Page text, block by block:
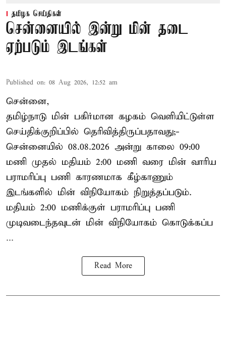
தமிழக செய்திகள்
சென்னையில் இன்று மின் தடை
ஏற்படும் இடங்கள்
Published on: 08 Aug 2026, 12:52 am
சென்னை,
தமிழ்நாடு மின் பகிர்மான கழகம் வெளியிட்டுள்ள
செய்திக்குறிப்பில் தெரிவித்திருப்பதாவது;-
சென்னையில் 08.08.2026 அன்று காலை 09:00
மணி முதல் மதியம் 2:00 மணி வரை மின் வாரிய
பராமரிப்பு பணி காரணமாக கீழ்காணும்
இடங்களில் மின் விநியோகம் நிறுத்தப்படும்.
மதியம் 2:00 மணிக்குள் பராமரிப்பு பணி
முடிவடைந்தவுடன் மின் விநியோகம் கொடுக்கப்ப
...
Read More